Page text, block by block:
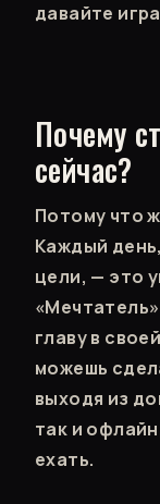
давайте
Почему
сейчас?
Потому что
Каждый
цели, — это
главу в
можешь
выходя из
так и
ехать.